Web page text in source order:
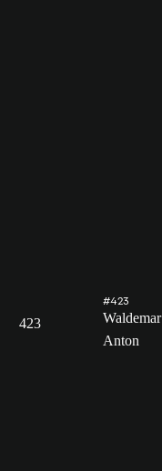
423
#423
Waldemar
Anton